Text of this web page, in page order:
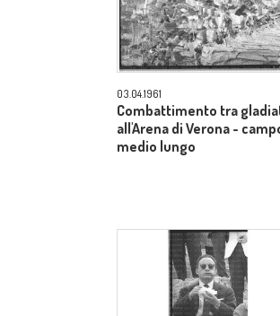
03.04.1961
Combattimento tra
all'Arena di Verona -
medio lungo